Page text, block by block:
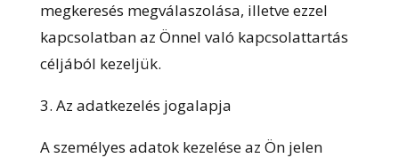
megkeresés megválaszolása, illetve ezzel
kapcsolatban az Önnel való kapcsolattartás
céljából kezeljük.
3. Az adatkezelés jogalapja
A személyes adatok kezelése az Ön jelen